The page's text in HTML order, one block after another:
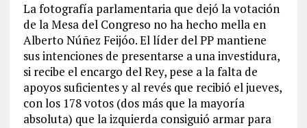
La fotografía parlamentaria que dejó la votación
de la Mesa del Congreso no ha hecho mella en
Alberto Núñez Feijóo. El líder del PP mantiene
sus intenciones de presentarse a una investidura,
si recibe el encargo del Rey, pese a la falta de
apoyos suficientes y al revés que recibió el jueves,
con los 178 votos (dos más que la mayoría
absoluta) que la izquierda consiguió armar para